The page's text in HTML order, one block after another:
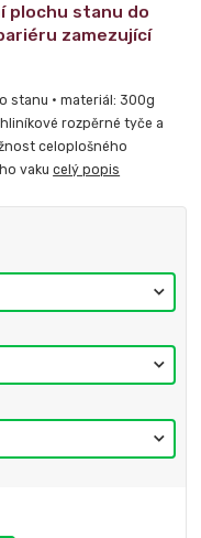
plochu stanu do
zamezující
stanu • materiál: 300g
rozpěrné tyče a
celoplošného
vakucelý popis